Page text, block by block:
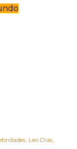
Leo Dias